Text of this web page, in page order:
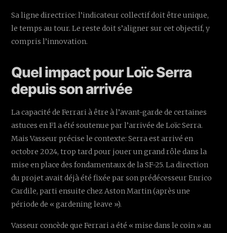
Sa ligne directrice: l’indicateur collectif doit être unique,
le temps au tour. Le reste doit s’aligner sur cet objectif, y
compris l’innovation.
Quel impact pour Loïc Serra
depuis son arrivée
La capacité de Ferrari à être à l’avant-garde de certaines
astuces en F1 a été soutenue par l’arrivée de Loïc Serra.
Mais Vasseur précise le contexte: Serra est arrivé en
octobre 2024, trop tard pour jouer un grand rôle dans la
mise en place des fondamentaux de la SF-25. La direction
du projet avait déjà été fixée par son prédécesseur Enrico
Cardile, parti ensuite chez Aston Martin (après une
période de « gardening leave »).
Vasseur concède que Ferrari a été « mise dans le coin » au